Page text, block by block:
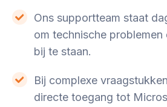
Ons supportteam staat
om technische problemen
bij te staan.
Bij complexe
directe toegang tot